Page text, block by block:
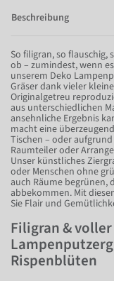
Beschreibung
So filigran, so flauschig,
ob – zumindest, wenn
unserem Deko
Gräser dank vieler
Originalgetreu
aus unterschiedlichen
ansehnliche Ergebnis
macht eine
Tischen – oder
Raumteiler oder
Unser künstliches
oder Menschen ohne
auch Räume begrünen,
abbekommen. Mit
Sie Flair und
Filigran &
Rispenblüten